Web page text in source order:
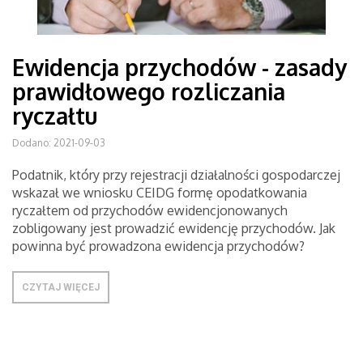
Ewidencja przychodów - zasady
prawidłowego rozliczania
ryczałtu
Dodano: 2021-09-03
Podatnik, który przy rejestracji działalności gospodarczej
wskazał we wniosku CEIDG formę opodatkowania
ryczałtem od przychodów ewidencjonowanych
zobligowany jest prowadzić ewidencję przychodów. Jak
powinna być prowadzona ewidencja przychodów?
CZYTAJ WIĘCEJ